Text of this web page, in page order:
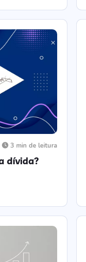
3 min de leitura
dívida?